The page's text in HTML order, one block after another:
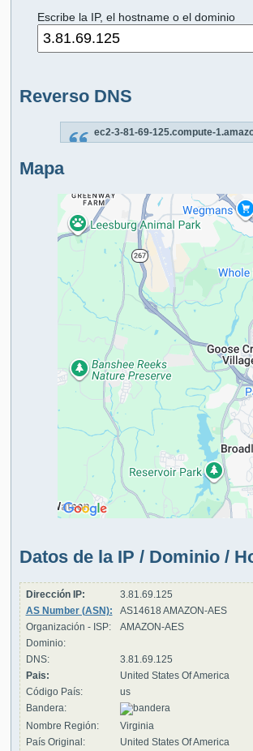
Escribe la IP, el hostname o el dominio
Reverso DNS
ec2-3-81-69-125.compute-
Mapa
Datos de la IP / Dominio /
Dirección IP:
3.81.69.125
AS Number (ASN):
AS14618 AMAZON-AES
Organización - ISP:
AMAZON-AES
Dominio:
DNS:
3.81.69.125
Pais:
United States Of America
Código País:
us
Bandera:
Nombre Región:
Virginia
País Original:
United States Of America